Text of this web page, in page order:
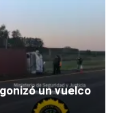
un vuelco